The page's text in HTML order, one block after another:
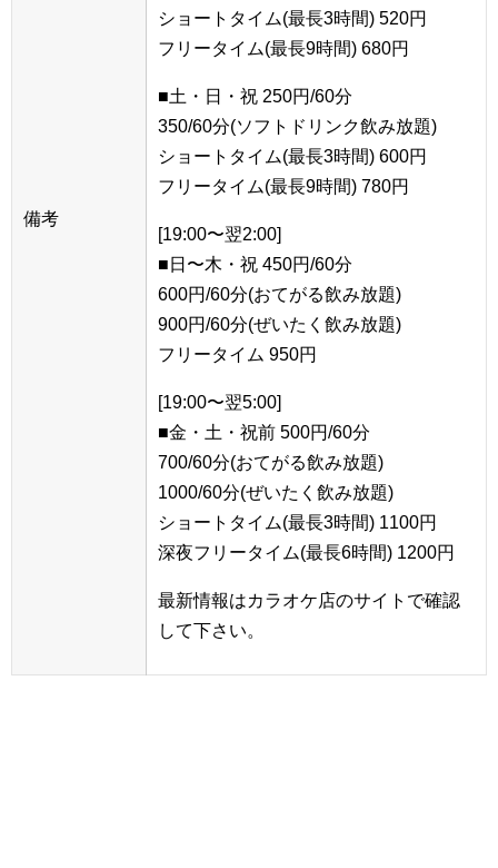
備考
ショートタイム(最長3時間) 520円
フリータイム(最長9時間) 680円
■土・日・祝 250円/60分
350/60分(ソフトドリンク飲み放題)
ショートタイム(最長3時間) 600円
フリータイム(最長9時間) 780円
[19:00〜翌2:00]
■日〜木・祝 450円/60分
600円/60分(おてがる飲み放題)
900円/60分(ぜいたく飲み放題)
フリータイム 950円
[19:00〜翌5:00]
■金・土・祝前 500円/60分
700/60分(おてがる飲み放題)
1000/60分(ぜいたく飲み放題)
ショートタイム(最長3時間) 1100円
深夜フリータイム(最長6時間) 1200円
最新情報はカラオケ店のサイトで確認
して下さい。